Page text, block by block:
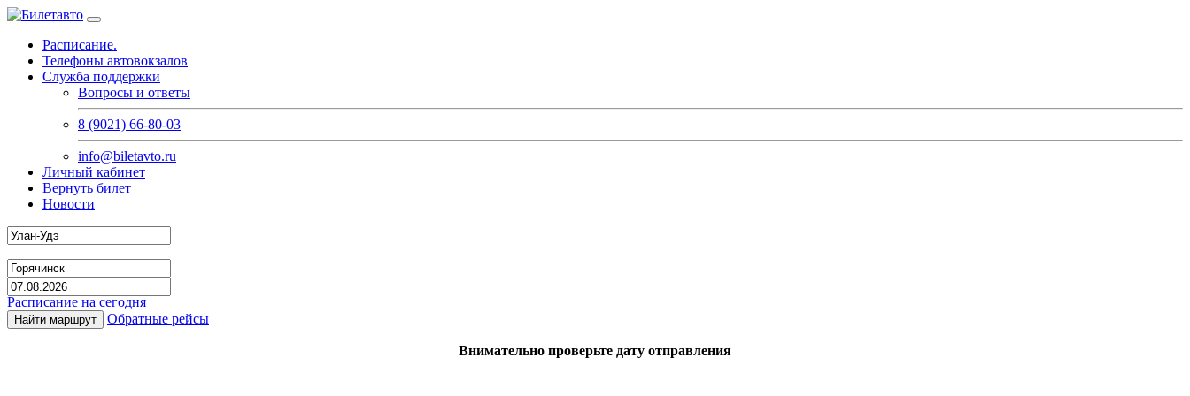
Расписание.
Телефоны автовокзалов
Служба поддержки
Вопросы и ответы
8 (9021) 66-80-03
info@biletavto.ru
Личный кабинет
Вернуть билет
Новости
Расписание на сегодня
Найти маршрут Обратные рейсы
Внимательно проверьте дату отправления